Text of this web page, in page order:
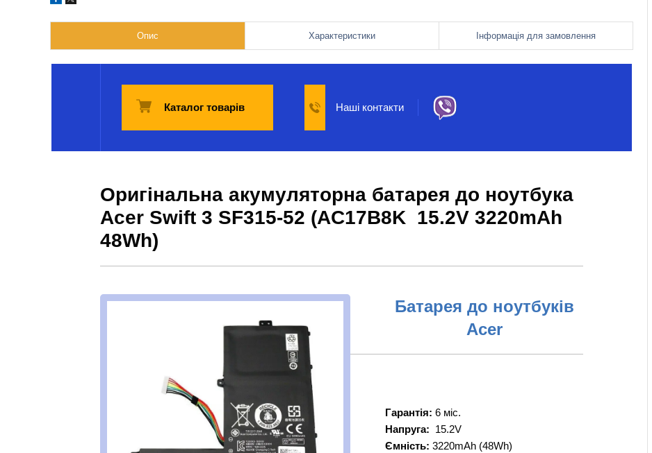
Опис Характеристики Інформація для замовлення
Каталог товарів Наші контакти
Оригінальна акумуляторна батарея до ноутбука
Acer Swift 3 SF315-52 (AC17B8K 15.2V 3220mAh
48Wh)
Батарея до ноутбуків
Acer
Гарантія: 6 міс.
Напруга: 15.2V
Ємність: 3220mAh (48Wh)